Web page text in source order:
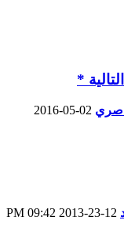
*
09:42 PM